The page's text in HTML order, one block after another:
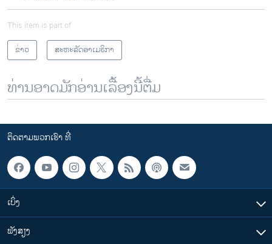
This item is part of
ຂ່າວ
ສະຫະລັດອາເມຣິກາ
ທ່ານອາດມັກອ່ານເລື້ອງນີ້ຕື່ມ
ຕິດຕາມພວກເຮົາ ທີ່
ເບິ່ງ
ຟັງສຽງ